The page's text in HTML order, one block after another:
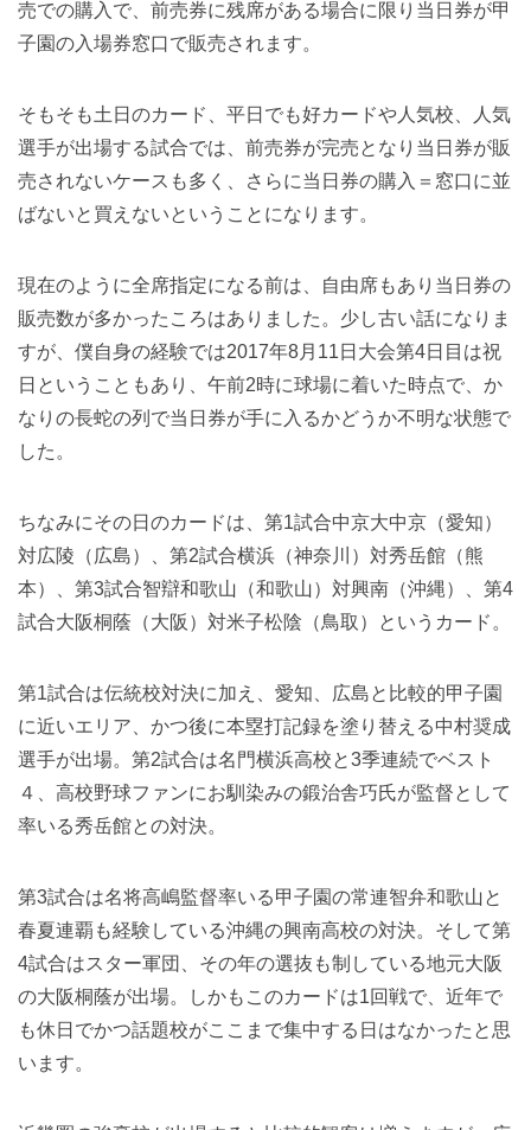
売での購入で、前売券に残席がある場合に限り当日券が甲
子園の入場券窓口で販売されます。
そもそも土日のカード、平日でも好カードや人気校、人気
選手が出場する試合では、前売券が完売となり当日券が販
売されないケースも多く、さらに当日券の購入＝窓口に並
ばないと買えないということになります。
現在のように全席指定になる前は、自由席もあり当日券の
販売数が多かったころはありました。少し古い話になりま
すが、僕自身の経験では2017年8月11日大会第4日目は祝
日ということもあり、午前2時に球場に着いた時点で、か
なりの長蛇の列で当日券が手に入るかどうか不明な状態で
した。
ちなみにその日のカードは、第1試合中京大中京（愛知）
対広陵（広島）、第2試合横浜（神奈川）対秀岳館（熊
本）、第3試合智辯和歌山（和歌山）対興南（沖縄）、第4
試合大阪桐蔭（大阪）対米子松陰（鳥取）というカード。
第1試合は伝統校対決に加え、愛知、広島と比較的甲子園
に近いエリア、かつ後に本塁打記録を塗り替える中村奨成
選手が出場。第2試合は名門横浜高校と3季連続でベスト
４、高校野球ファンにお馴染みの鍛治舎巧氏が監督として
率いる秀岳館との対決。
第3試合は名将高嶋監督率いる甲子園の常連智弁和歌山と
春夏連覇も経験している沖縄の興南高校の対決。そして第
4試合はスター軍団、その年の選抜も制している地元大阪
の大阪桐蔭が出場。しかもこのカードは1回戦で、近年で
も休日でかつ話題校がここまで集中する日はなかったと思
います。